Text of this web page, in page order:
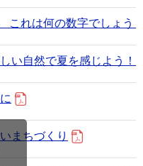
これは何の数字でしょう
い自然で夏を感じよう！
まちづくり